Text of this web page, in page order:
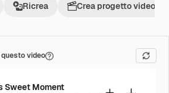
Ricrea Crea progetto video
video
Sweet Moment